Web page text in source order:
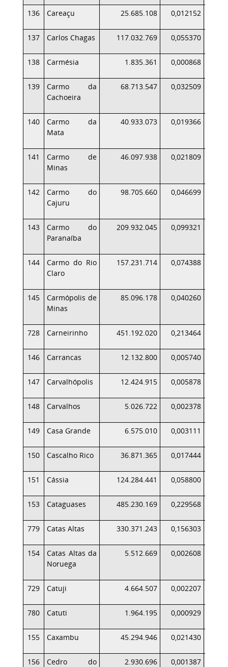
136 Careaçu 25.685.108 0,012152
137 Carlos Chagas 117.032.769 0,055370
138 Carmésia 1.835.361 0,000868
139
Carmo da
Cachoeira
68.713.547 0,032509
140
Carmo da
Mata
40.933.073 0,019366
141
Carmo de
Minas
46.097.938 0,021809
142
Carmo do
Cajuru
98.705.660 0,046699
143
Carmo do
Paranaíba
209.932.045 0,099321
144
Carmo do Rio
Claro
157.231.714 0,074388
145
Carmópolis de
Minas
85.096.178 0,040260
728 Carneirinho 451.192.020 0,213464
146 Carrancas 12.132.800 0,005740
147 Carvalhópolis 12.424.915 0,005878
148 Carvalhos 5.026.722 0,002378
149 Casa Grande 6.575.010 0,003111
150 Cascalho Rico 36.871.365 0,017444
151 Cássia 124.284.441 0,058800
153 Cataguases 485.230.169 0,229568
779 Catas Altas 330.371.243 0,156303
154
Catas Altas da
Noruega
5.512.669 0,002608
729 Catuji 4.664.507 0,002207
780 Catuti 1.964.195 0,000929
155 Caxambu 45.294.946 0,021430
156
Cedro do
2.930.696 0,001387